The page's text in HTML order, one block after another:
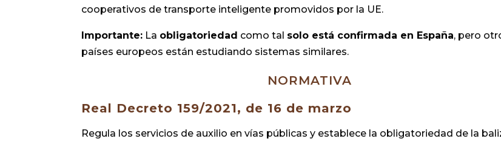
cooperativos de transporte inteligente promovidos por la UE.
Importante: La obligatoriedad como tal solo está confirmada en España, pero
países europeos están estudiando sistemas similares.
NORMATIVA
Real Decreto 159/2021, de 16 de marzo
Regula los servicios de auxilio en vías públicas y establece la obligatoriedad de la